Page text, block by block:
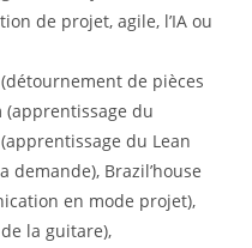
de projet, agile, l’IA ou
de pièces
(apprentissage du
du Lean
Brazil’house
en mode projet),
la guitare),